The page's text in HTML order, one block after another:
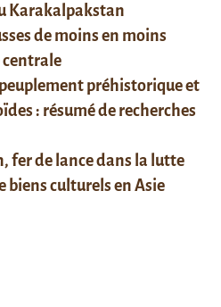
Karakalpakstan
de moins en moins
centrale
préhistorique et
: résumé de recherches
fer de lance dans la lutte
biens culturels en Asie